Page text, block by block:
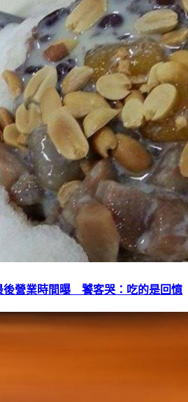
後營業時間曝 饕客哭：吃的是回憶